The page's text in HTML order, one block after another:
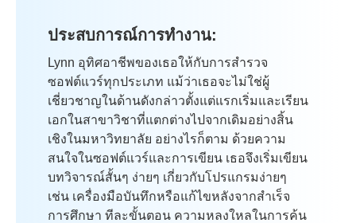
ประสบการณ์การทำงาน:
Lynn อุทิศอาชีพของเธอให้กับการสำรวจ
ซอฟต์แวร์ทุกประเภท แม้ว่าเธอจะไม่ใช่ผู้
เชี่ยวชาญในด้านดังกล่าวตั้งแต่แรกเริ่มและเรียน
เอกในสาขาวิชาที่แตกต่างไปจากเดิมอย่างสิ้น
เชิงในมหาวิทยาลัย อย่างไรก็ตาม ด้วยความ
สนใจในซอฟต์แวร์และการเขียน เธอจึงเริ่มเขียน
บทวิจารณ์สั้นๆ ง่ายๆ เกี่ยวกับโปรแกรมง่ายๆ
เช่น เครื่องมือบันทึกหรือแก้ไขหลังจากสำเร็จ
การศึกษา ทีละขั้นตอน ความหลงใหลในการค้น